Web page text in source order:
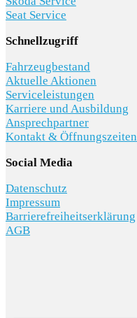
Seat Service
Schnellzugriff
Fahrzeugbestand
Aktuelle Aktionen
Serviceleistungen
Karriere und Ausbildung
Ansprechpartner
Kontakt & Öffnungszeiten
Social Media
Datenschutz
Impressum
Barrierefreiheitserklärung
AGB